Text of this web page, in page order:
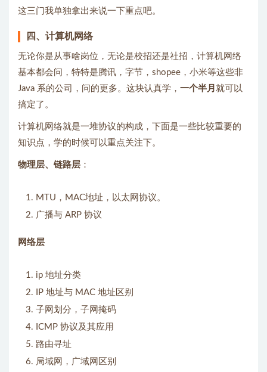
这三门我单独拿出来说一下重点吧。
四、计算机网络
无论你是从事啥岗位，无论是校招还是社招，计算机网络
基本都会问，特特是腾讯，字节，shopee，小米等这些非
Java 系的公司，问的更多。这块认真学， 一个半月 就可以
搞定了。
计算机网络就是一堆协议的构成，下面是一些比较重要的
知识点，学的时候可以重点关注下。
物理层、链路层 ：
MTU，MAC地址，以太网协议。
广播与 ARP 协议
网络层
ip 地址分类
IP 地址与 MAC 地址区别
子网划分，子网掩码
ICMP 协议及其应用
路由寻址
局域网，广域网区别